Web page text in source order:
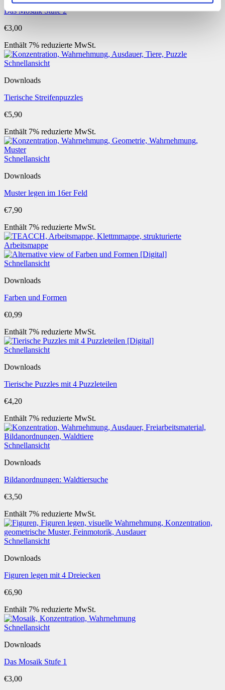
Das Mosaik Stufe 2
€3,00
Enthält 7% reduzierte MwSt.
Schnellansicht
Downloads
Tierische Streifenpuzzles
€5,90
Enthält 7% reduzierte MwSt.
Schnellansicht
Downloads
Muster legen im 16er Feld
€7,90
Enthält 7% reduzierte MwSt.
Schnellansicht
Downloads
Farben und Formen
€0,99
Enthält 7% reduzierte MwSt.
Schnellansicht
Downloads
Tierische Puzzles mit 4 Puzzleteilen
€4,20
Enthält 7% reduzierte MwSt.
Schnellansicht
Downloads
Bildanordnungen: Waldtiersuche
€3,50
Enthält 7% reduzierte MwSt.
Schnellansicht
Downloads
Figuren legen mit 4 Dreiecken
€6,90
Enthält 7% reduzierte MwSt.
Schnellansicht
Downloads
Das Mosaik Stufe 1
€3,00